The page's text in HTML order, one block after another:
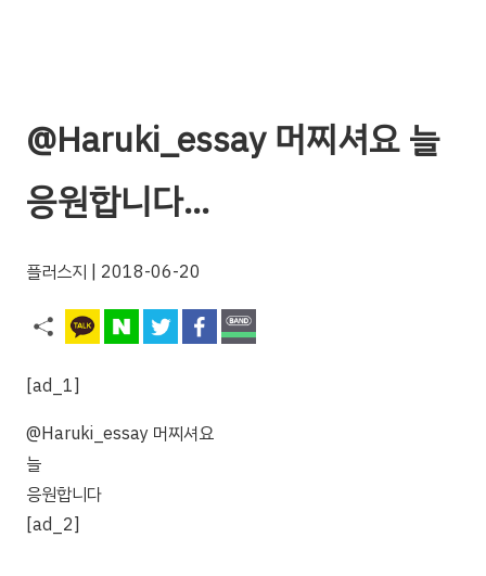
@Haruki_essay 머찌셔요 늘
응원합니다…
플러스지 | 2018-06-20
[ad_1]
@Haruki_essay 머찌셔요
늘
응원합니다
[ad_2]